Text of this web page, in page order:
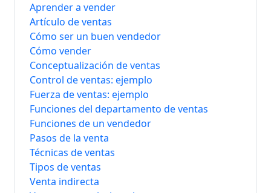
Aprender a vender
Artículo de ventas
Cómo ser un buen vendedor
Cómo vender
Conceptualización de ventas
Control de ventas: ejemplo
Fuerza de ventas: ejemplo
Funciones del departamento de ventas
Funciones de un vendedor
Pasos de la venta
Técnicas de ventas
Tipos de ventas
Venta indirecta